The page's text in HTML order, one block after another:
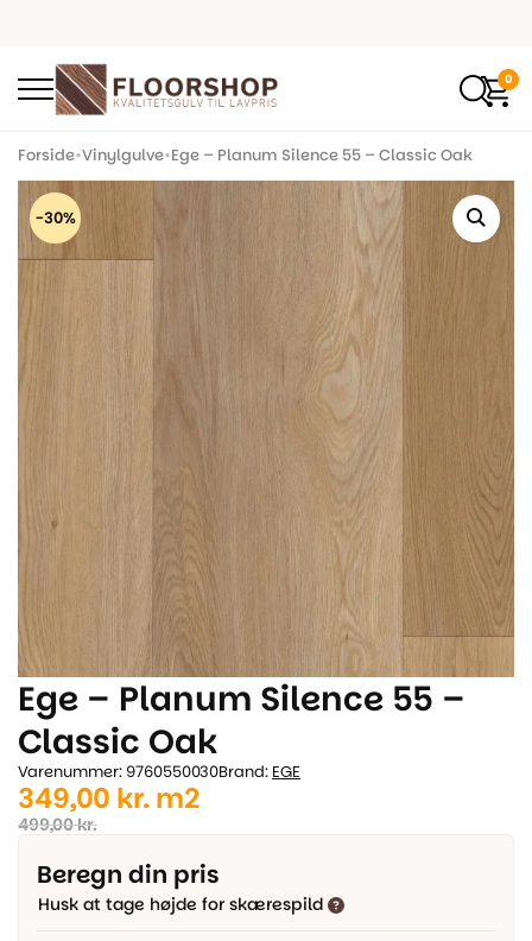
0
Forside•Vinylgulve•Ege – Planum Silence 55 – Classic Oak
-30%
Ege – Planum Silence 55 –
Classic Oak
Varenummer: 9760550030Brand: EGE
499,00kr.
Den
oprindelige
pris
var:
349,00 kr.
Den
aktuelle
pris
er:
m2
Beregn din pris
Husk at tage højde for skærespild